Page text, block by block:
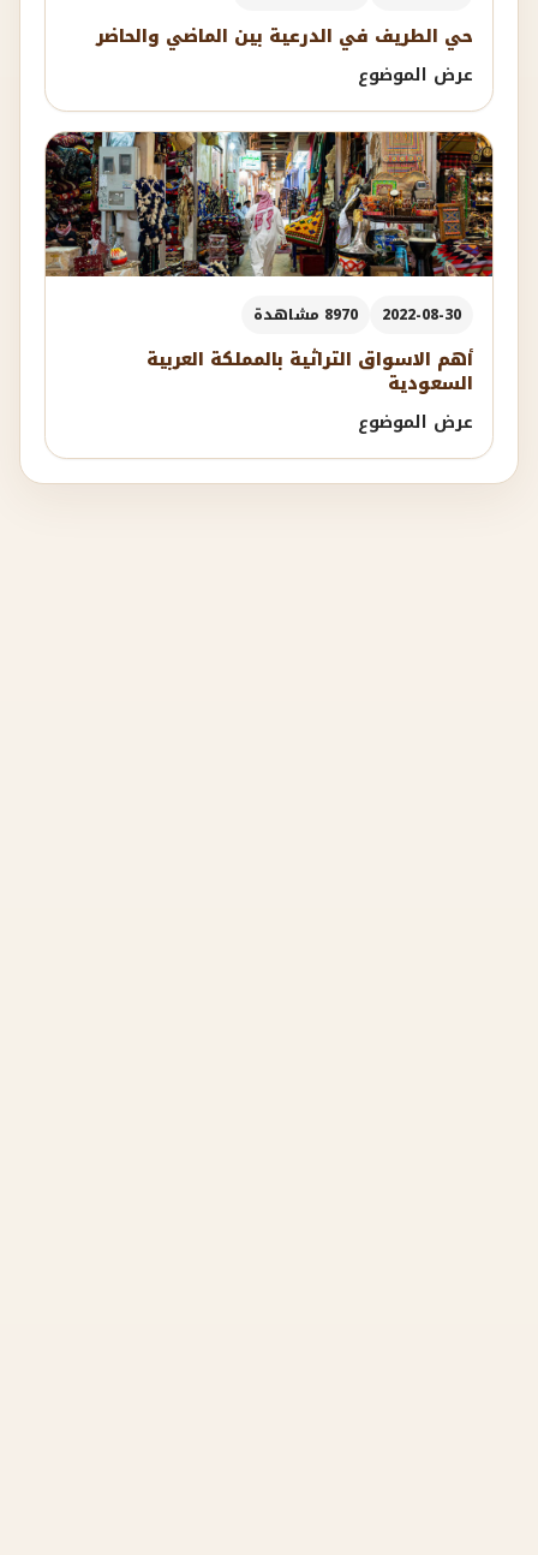
حي الطريف في الدرعية بين الماضي والحاضر
عرض الموضوع
2022-08-30 8970 مشاهدة
أهم الاسواق التراثية بالمملكة العربية
السعودية
عرض الموضوع